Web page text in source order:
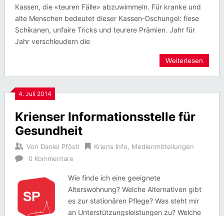
Kassen, die «teuren Fälle» abzuwimmeln. Für kranke und
alte Menschen bedeutet dieser Kassen-Dschungel: fiese
Schikanen, unfaire Tricks und teurere Prämien. Jahr für
Jahr verschleudern die
Weiterlesen
4. Juli 2014
Krienser Informationsstelle für
Gesundheit
Von Daniel Pföstl Kriens Info
Medienmitteilungen
0 Kommentare
Wie finde ich eine geeignete
Alterswohnung? Welche Alternativen gibt
es zur stationären Pflege? Was steht mir
an Unterstützungsleistungen zu? Welche